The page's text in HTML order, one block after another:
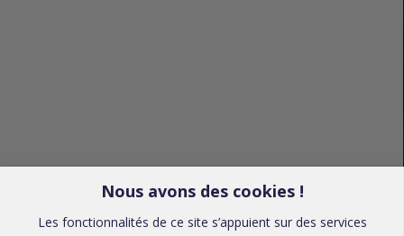
Nous avons des cookies !
Les fonctionnalités de ce site s’appuient sur des services